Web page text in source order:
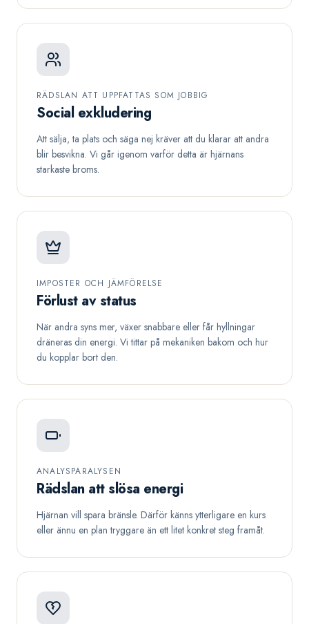
RÄDSLAN ATT UPPFATTAS SOM JOBBIG
Social exkludering
Att sälja, ta plats och säga nej kräver att du klarar att andra
blir besvikna. Vi går igenom varför detta är hjärnans
starkaste broms.
IMPOSTER OCH JÄMFÖRELSE
Förlust av status
När andra syns mer, växer snabbare eller får hyllningar
dräneras din energi. Vi tittar på mekaniken bakom och hur
du kopplar bort den.
ANALYSPARALYSEN
Rädslan att slösa energi
Hjärnan vill spara bränsle. Därför känns ytterligare en kurs
eller ännu en plan tryggare än ett litet konkret steg framåt.